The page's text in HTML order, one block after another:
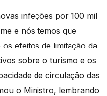
infeções por 100 mil
e nós temos que
efeitos de limitação da
sobre o turismo e os
de circulação das
o Ministro, lembrando